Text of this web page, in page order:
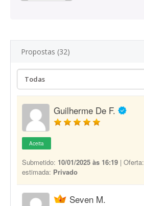
Propostas (32)
Guilherme De F.
Aceita
Submetido: 10/01/2025 às 16:19 | Oferta:
estimada: Privado
Seven M.